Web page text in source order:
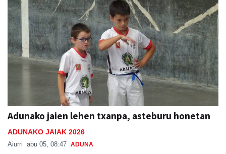
Adunako jaien lehen txanpa, asteburu honetan
ADUNAKO JAIAK 2026
Aiurri abu 05, 08:47 ADUNA